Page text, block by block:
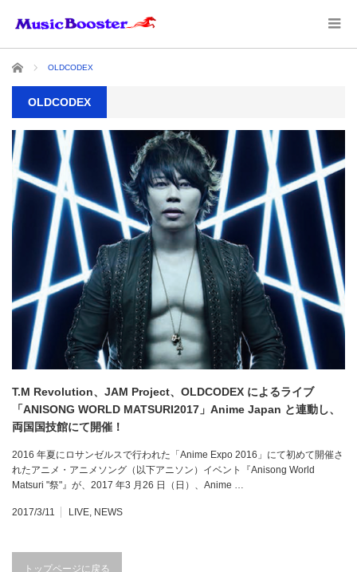
ホーム OLDCODEX
OLDCODEX
T.M Revolution、JAM Project、OLDCODEX によるライブ
「ANISONG WORLD MATSURI2017」Anime Japan と連動し、
両国国技館にて開催！
2016 年夏にロサンゼルスで行われた「Anime Expo 2016」にて初めて開催さ
れたアニメ・アニメソング（以下アニソン）イベント『Anisong World
Matsuri "祭"』が、2017 年3 月26 日（日）、Anime …
2017/3/11 LIVE NEWS
トップページに戻る